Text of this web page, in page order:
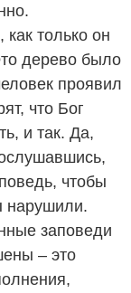
как только он
дерево было
проявил
что Бог
и так. Да,
чтобы
нарушили.
заповеди
– это